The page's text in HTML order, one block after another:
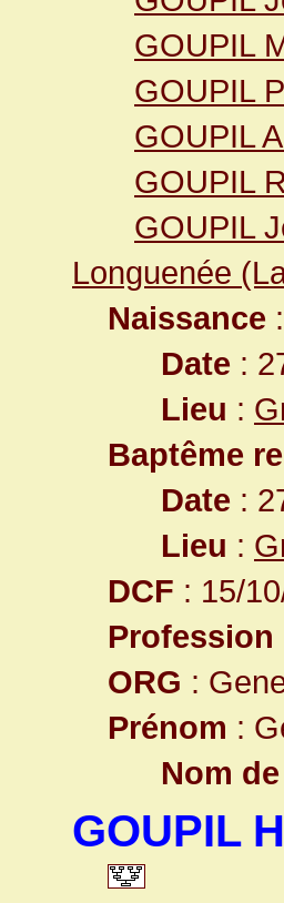
GOUPIL
GOUPIL
GOUPIL
GOUPIL
GOUPIL
Longuenée
Naissance :
Date :
Lieu :
Baptême
Date :
Lieu :
DCF : 15/
Profession
ORG :
Prénom :
Nom
GOUPIL